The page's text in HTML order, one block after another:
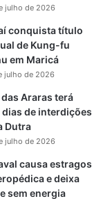
julho de 2026
conquista título
de Kung-fu
em Maricá
julho de 2026
Araras terá
de interdições
Dutra
julho de 2026
causa estragos
e deixa
sem energia